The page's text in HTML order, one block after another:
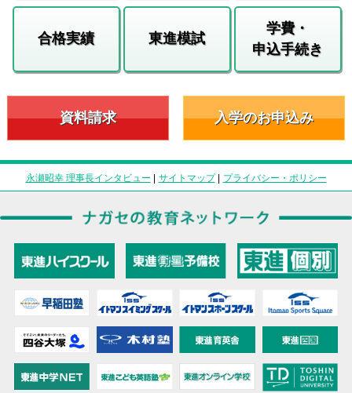
合格実績 東進模試
学費・
申込手続き
資料請求 入学のお申込み
永瀬昭幸 理事長インタビュー | サイトマップ| プライバシー・ポリシー